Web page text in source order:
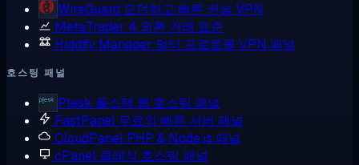
WireGuard 모던하고 빠른 커널 VPN
MetaTrader 4 외환 거래 표준
Hiddify Manager 멀티 프로토콜 VPN 패널
호스팅 패널
Plesk 풀스택 웹 호스팅 패널
FastPanel 무료의 빠른 서버 패널
CloudPanel PHP & Node.js 패널
cPanel 클래식 호스팅 패널